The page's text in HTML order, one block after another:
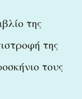
της
της
τους